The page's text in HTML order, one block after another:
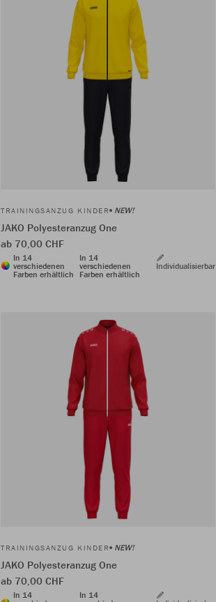
TRAININGSANZUG KINDER NEW!
JAKO Polyesteranzug One
ab 70,00 CHF
In 14
verschiedenen
Farben erhältlich
In 14
verschiedenen
Farben erhältlich
Individualisierbar
TRAININGSANZUG KINDER NEW!
JAKO Polyesteranzug One
ab 70,00 CHF
In 14
In 14